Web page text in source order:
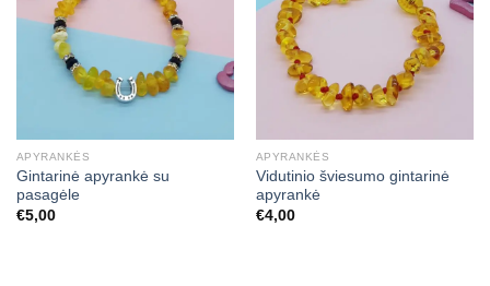
APYRANKĖS
Gintarinė apyrankė su
pasagėle
€5,00
APYRANKĖS
Vidutinio šviesumo gintarinė
apyrankė
€4,00